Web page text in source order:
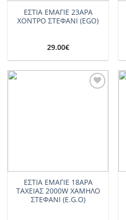
ΕΣΤΙΑ ΕΜΑΓΙΕ 23ΑΡΑ
ΧΟΝΤΡΟ ΣΤΕΦΑΝΙ (EGO)
29.00€
ΕΣΤΙΑ ΕΜΑΓΙΕ 18ΑΡΑ
ΤΑΧΕΙΑΣ 2000W ΧΑΜΗΛΟ
ΣΤΕΦΑΝΙ (E.G.O)